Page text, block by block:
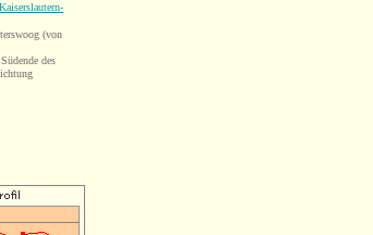
Kaiserslautern-
(von
des